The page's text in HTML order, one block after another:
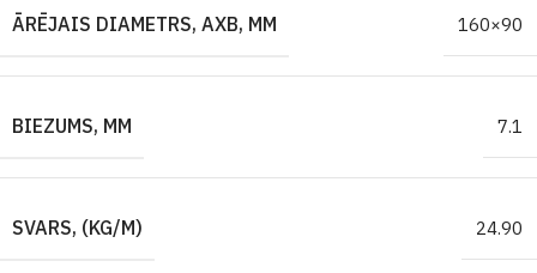
ĀRĒJAIS DIAMETRS, AXB, MM 160×90
BIEZUMS, MM 7.1
SVARS, (KG/M) 24.90